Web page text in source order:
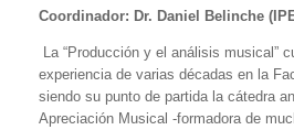
Coordinador: Dr. Daniel Belinche
La “Producción y el análisis musical”
experiencia de varias décadas en la
siendo su punto de partida la cátedra
Apreciación Musical -formadora de